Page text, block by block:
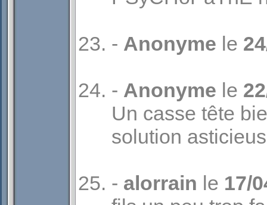
- Anonyme le
- Anonyme le
Un casse tête
solution
- alorrain le 17/